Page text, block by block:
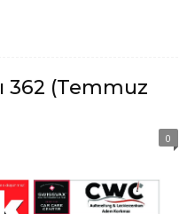
362 (Temmuz
0